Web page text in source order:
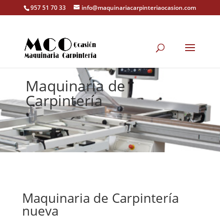
957 51 70 33 info@maquinariacarpinteriaocasion.com
Maquinaria de
Carpintería
Maquinaria de Carpintería
nueva